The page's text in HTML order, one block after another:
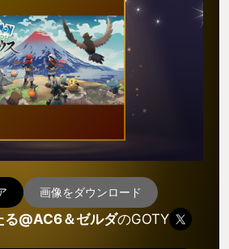
画像をダウンロード
る@AC6＆ゼルダのGOTY